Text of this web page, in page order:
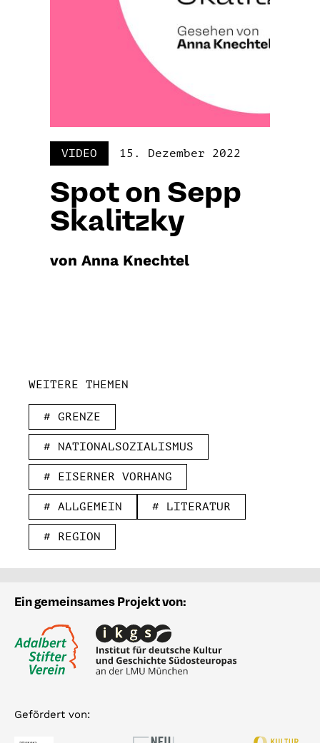
VIDEO 15. Dezember 2022
Spot on Sepp
Skalitzky
von Anna Knechtel
WEITERE THEMEN
# GRENZE
# NATIONALSOZIALISMUS
# EISERNER VORHANG
# ALLGEMEIN # LITERATUR
# REGION
Ein gemeinsames Projekt von:
Gefördert von: